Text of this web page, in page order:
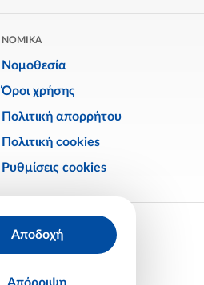
ΝΟΜΙΚΑ
Νομοθεσία
Όροι χρήσης
Πολιτική απορρήτου
Πολιτική cookies
Ρυθμίσεις cookies
Αποδοχή